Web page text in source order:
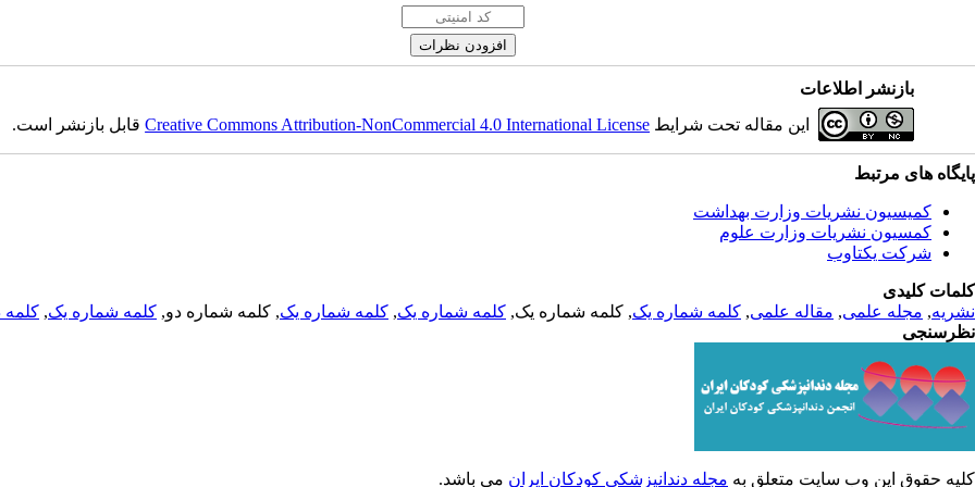
بازنشر اطلاعات
این مقاله تحت شرایط Creative Commons Attribution-NonCommercial 4.0 International Licenseقابل بازنشر است.
پایگاه های مرتبط
کمیسیون نشریات وزارت بهداشت
کمسیون نشریات وزارت علوم
شرکت یکتاوب
کلمات کلیدی
نشریه, مجله علمی, مقاله علمی, کلمه شماره یک, کلمه شماره یک, کلمه شماره یک, کلمه شماره یک, کلمه شماره دو, کلمه شماره یک, کلمه
نظرسنجی
کلیه حقوق این وب سایت متعلق به مجله دندانپزشکی کودکان ایران می باشد.